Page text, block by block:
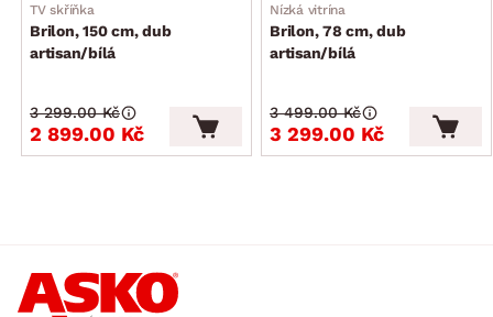
TV skříňka
Brilon, 150 cm, dub
artisan/bílá
2 899.00 Kč
3 299.00 Kč
Nízká vitrína
Brilon, 78 cm, dub
artisan/bílá
3 299.00 Kč
3 499.00 Kč